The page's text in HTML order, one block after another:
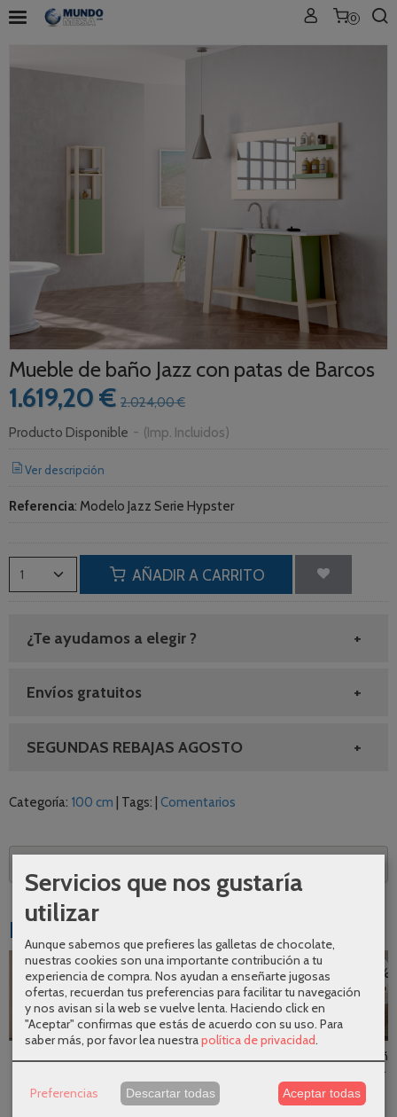
0
Mueble de baño Jazz con patas de Barcos
1.619,20 € 2.024,00 €
Producto Disponible - (Imp. Incluidos)
Ver descripción
Referencia: Modelo Jazz Serie Hypster
AÑADIR A CARRITO
¿Te ayudamos a elegir ?
Envíos gratuitos
SEGUNDAS REBAJAS AGOSTO
Categoría: 100 cm Tags: Comentarios
Productos Relacionados
baño...
-21 %
suspendido 2...
267,02 €
-21 %
suspendido 2...
237,79 €
-22 %
Mueble de baño
Bequia Plus...
395,46 €
507,00 €
Servicios que nos gustaría
utilizar
Aunque sabemos que prefieres las galletas de chocolate,
nuestras cookies son una importante contribución a tu
experiencia de compra. Nos ayudan a enseñarte jugosas
ofertas, recuerdan tus preferencias para facilitar tu navegación
y nos avisan si la web se vuelve lenta. Haciendo click en
"Aceptar" confirmas que estás de acuerdo con su uso. Para
saber más, por favor lea nuestrapolítica de privacidad
Preferencias Descartar todas Aceptar todas